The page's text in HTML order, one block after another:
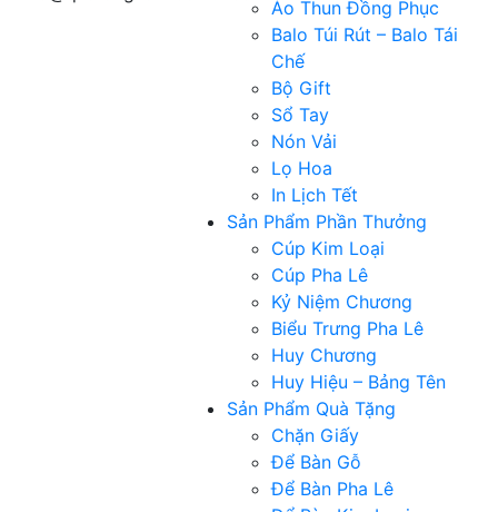
Áo Thun Đồng Phục
Balo Túi Rút – Balo Tái
Chế
Bộ Gift
Sổ Tay
Nón Vải
Lọ Hoa
In Lịch Tết
Sản Phẩm Phần Thưởng
Cúp Kim Loại
Cúp Pha Lê
Kỷ Niệm Chương
Biểu Trưng Pha Lê
Huy Chương
Huy Hiệu – Bảng Tên
Sản Phẩm Quà Tặng
Chặn Giấy
Để Bàn Gỗ
Để Bàn Pha Lê